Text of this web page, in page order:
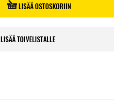
LISÄÄ OSTOSKORIIN
LISÄÄ TOIVELISTALLE